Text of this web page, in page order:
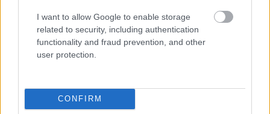
I want to allow Google to enable storage
related to security, including authentication
functionality and fraud prevention, and other
user protection.
CONFIRM
10 éve szerezte egyetlen győzelmét az ERC-
ben Robert Kubica